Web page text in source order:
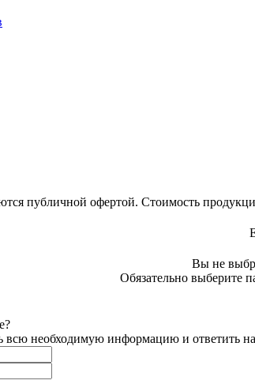
публичной офертой. Стоимость
Вы не
Обязательно выберите
всю необходимую информацию и ответить